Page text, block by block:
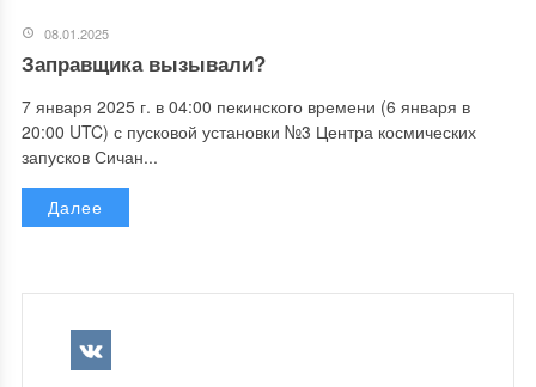
08.01.2025
Заправщика вызывали?
7 января 2025 г. в 04:00 пекинского времени (6 января в
20:00 UTC) с пусковой установки №3 Центра космических
запусков Сичан...
Далее